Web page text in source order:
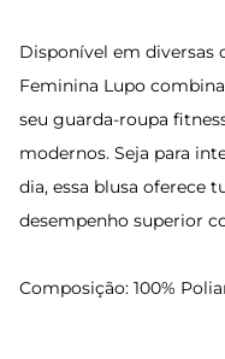
Disponível em diversas
Feminina Lupo
seu guarda-roupa
modernos. Seja para
dia, essa blusa oferece
desempenho superior
Composição: 100%